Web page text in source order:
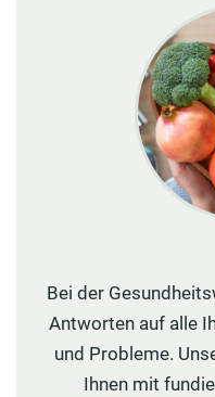
Bei der
Antworten auf alle
und Probleme.
Ihnen mit